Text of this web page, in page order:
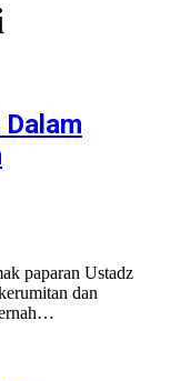
paparan Ustadz
dan